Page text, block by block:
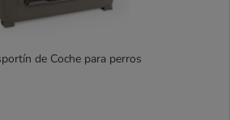
de Coche para perros